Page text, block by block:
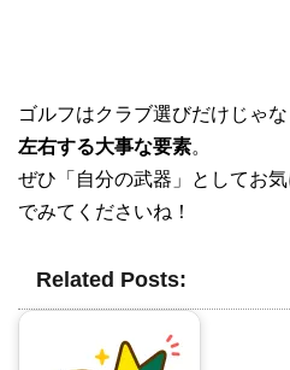
ゴルフはクラブ選びだけじゃな
左右する大事な要素。
ぜひ「自分の武器」としてお
でみてくださいね！
Related Posts: